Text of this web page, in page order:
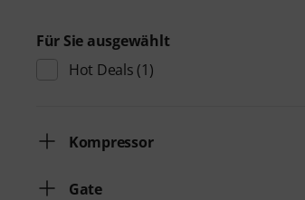
Für Sie ausgewählt
Hot Deals (1)
Kompressor
Gate